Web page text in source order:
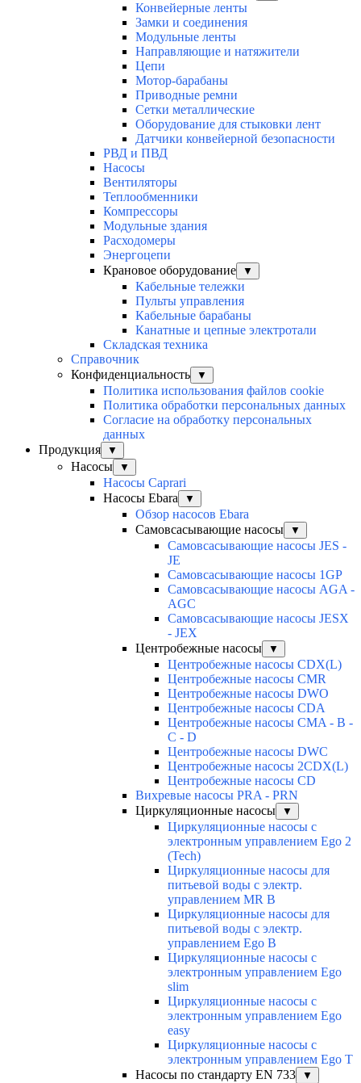
Конвейерные ленты
Замки и соединения
Модульные ленты
Направляющие и натяжители
Цепи
Мотор-барабаны
Приводные ремни
Сетки металлические
Оборудование для стыковки лент
Датчики конвейерной безопасности
РВД и ПВД
Насосы
Вентиляторы
Теплообменники
Компрессоры
Модульные здания
Расходомеры
Энергоцепи
Крановое оборудование
▼
Кабельные тележки
Пульты управления
Кабельные барабаны
Канатные и цепные электротали
Складская техника
Справочник
Конфиденциальность
▼
Политика использования файлов cookie
Политика обработки персональных данных
Согласие на обработку персональных
данных
Продукция
▼
Насосы ▼
Насосы Caprari
Насосы Ebara
▼
Обзор насосов Ebara
Самовсасывающие насосы
▼
Самовсасывающие насосы JES -
JE
Самовсасывающие насосы 1GP
Самовсасывающие насосы AGA -
AGC
Самовсасывающие насосы JESX
- JEX
Центробежные насосы
▼
Центробежные насосы CDX(L)
Центробежные насосы CMR
Центробежные насосы DWO
Центробежные насосы CDA
Центробежные насосы CMA - B -
C - D
Центробежные насосы DWC
Центробежные насосы 2CDX(L)
Центробежные насосы CD
Вихревые насосы PRA - PRN
Циркуляционные насосы
▼
Циркуляционные насосы с
электронным управлением Ego 2
(Tech)
Циркуляционные насосы для
питьевой воды с электр.
управлением MR B
Циркуляционные насосы для
питьевой воды с электр.
управлением Ego B
Циркуляционные насосы с
электронным управлением Ego
slim
Циркуляционные насосы с
электронным управлением Ego
easy
Циркуляционные насосы с
электронным управлением Ego T
Насосы по стандарту EN 733
▼